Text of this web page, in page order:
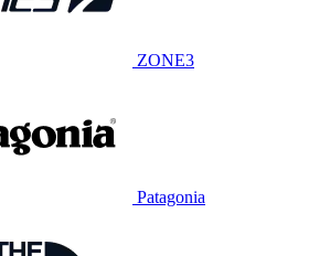
ZONE3
Patagonia